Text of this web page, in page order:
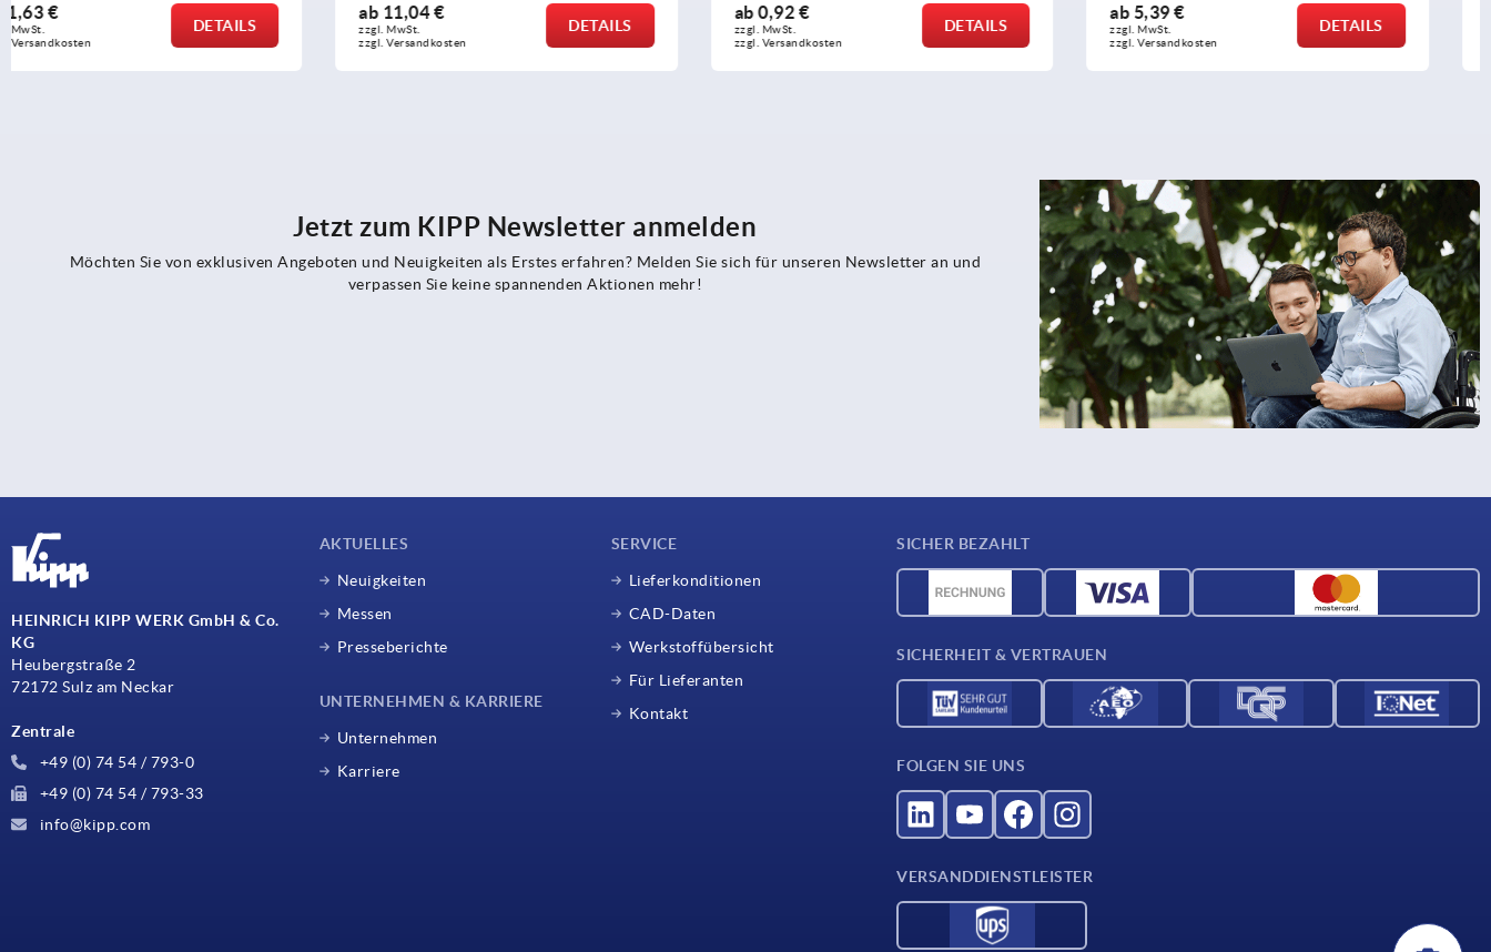
ab11,04 €
zzgl. MwSt.
zzgl. Versandkosten
DETAILS
ab0,92 €
zzgl. MwSt.
zzgl. Versandkosten
DETAILS
ab5,39 €
zzgl. MwSt.
zzgl. Versandkosten
DETAILS
ab
zzgl. MwSt.
zzgl. Versandkosten
DETAILS
Jetzt zum KIPP Newsletter anmelden
Möchten Sie von exklusiven Angeboten und Neuigkeiten als Erstes erfahren? Melden Sie sich für unseren Newsletter an und
verpassen Sie keine spannenden Aktionen mehr!
HEINRICH KIPP WERK GmbH & Co.
KG
Heubergstraße 2
72172 Sulz am Neckar
Zentrale
+49 (0) 74 54 / 793-0
+49 (0) 74 54 / 793-33
info@kipp.com
AKTUELLES
Neuigkeiten
Messen
Presseberichte
UNTERNEHMEN & KARRIERE
Unternehmen
Karriere
SERVICE
Lieferkonditionen
CAD-Daten
Werkstoffübersicht
Für Lieferanten
Kontakt
SICHER BEZAHLT
SICHERHEIT & VERTRAUEN
FOLGEN SIE UNS
VERSANDDIENSTLEISTER